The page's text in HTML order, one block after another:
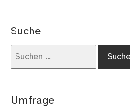
Suche
Umfrage